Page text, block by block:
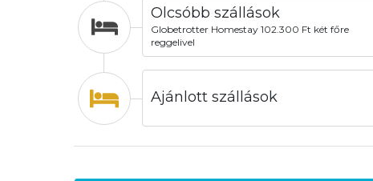
Olcsóbb szállások
Globetrotter Homestay 102.300 Ft két főre
reggelivel
Ajánlott szállások